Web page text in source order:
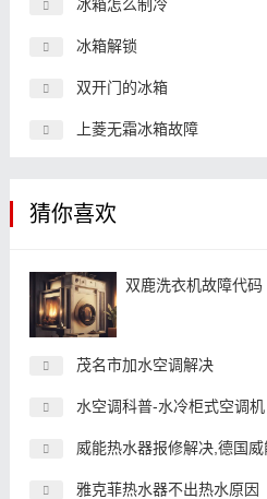
冰箱怎么制冷
冰箱解锁
双开门的冰箱
上菱无霜冰箱故障
猜你喜欢
双鹿洗衣机故障代码
茂名市加水空调解决
水空调科普-水冷柜式空调机
威能热水器报修解决,德国
雅克菲热水器不出热水原因